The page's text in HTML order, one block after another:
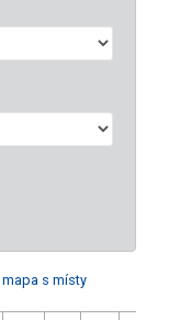
mapa s místy